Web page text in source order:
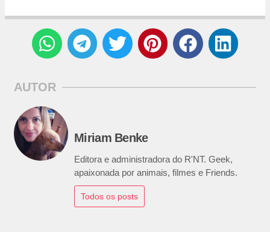
AUTOR
Miriam Benke
Editora e administradora do R'NT. Geek,
apaixonada por animais, filmes e Friends.
Todos os posts